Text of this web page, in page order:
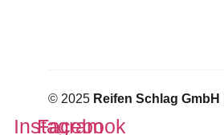
© 2025 Reifen Schlag GmbH |
Instagram
Facebook